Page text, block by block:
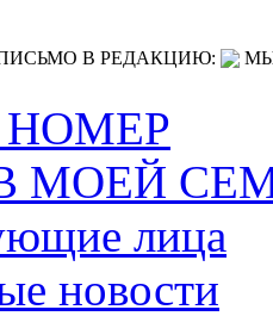
В РЕДАКЦИЮ:
МОЕЙ
лица
новости